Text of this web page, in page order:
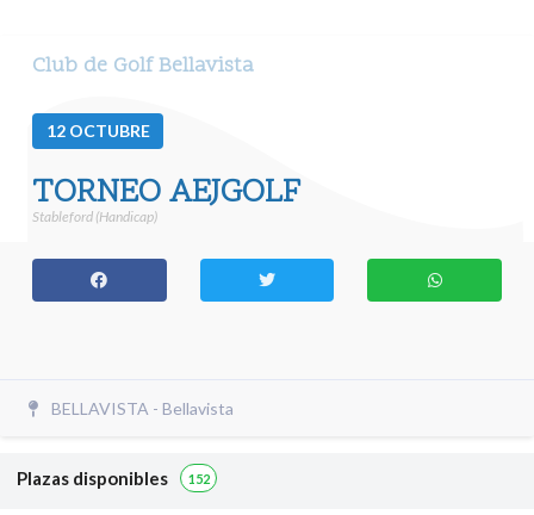
Club de Golf Bellavista
12 OCTUBRE
TORNEO AEJGOLF
Stableford (Handicap)
BELLAVISTA - Bellavista
Plazas disponibles 152